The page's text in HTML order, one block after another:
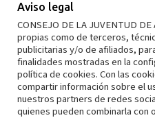
Facebook Twitter
Política
Aviso legal
CONSEJO DE LA JUVENTUD
propias como de terceros,
publicitarias y/o de afiliados,
finalidades mostradas en la
política de cookies. Con las
compartir información sobre el
nuestros partners de redes
quienes pueden combinarla con